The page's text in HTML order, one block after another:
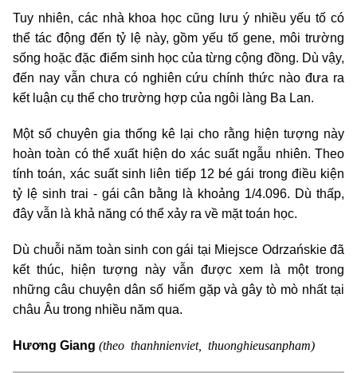
Tuy nhiên, các nhà khoa học cũng lưu ý nhiều yếu tố có
thể tác động đến tỷ lệ này, gồm yếu tố gene, môi trường
sống hoặc đặc điểm sinh học của từng cộng đồng. Dù vậy,
đến nay vẫn chưa có nghiên cứu chính thức nào đưa ra
kết luận cụ thể cho trường hợp của ngôi làng Ba Lan.
Một số chuyên gia thống kê lại cho rằng hiện tượng này
hoàn toàn có thể xuất hiện do xác suất ngẫu nhiên. Theo
tính toán, xác suất sinh liên tiếp 12 bé gái trong điều kiện
tỷ lệ sinh trai - gái cân bằng là khoảng 1/4.096. Dù thấp,
đây vẫn là khả năng có thể xảy ra về mặt toán học.
Dù chuỗi năm toàn sinh con gái tại Miejsce Odrzańskie đã
kết thúc, hiện tượng này vẫn được xem là một trong
những câu chuyện dân số hiếm gặp và gây tò mò nhất tại
châu Âu trong nhiều năm qua.
Hương Giang (theo thanhnienviet, thuonghieusanpham)